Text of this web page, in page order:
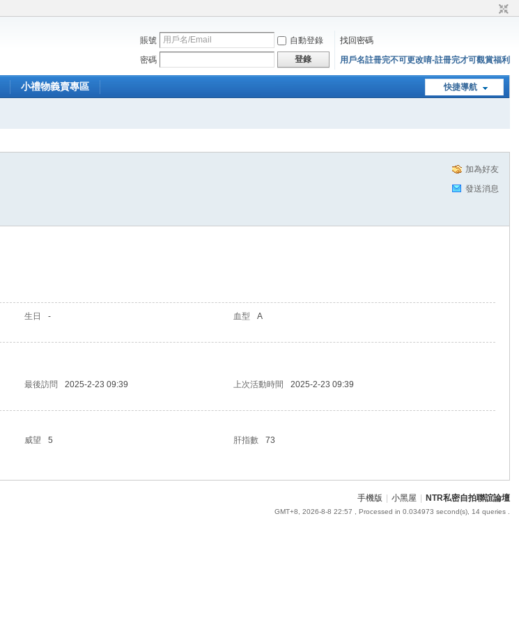
賬號 自動登錄
找回密碼
密碼
登錄 用戶名註冊完不可更改唷-註冊完才可觀賞福利
快捷導航
小禮物義賣專區
加為好友
發送消息
生日 - 血型
A
最後訪問 2025-2-23 09:39 上次活動時間
2025-2-23 09:39
威望 5 肝指數
73
手機版 小黑屋 NTR私密自拍聯誼論壇
GMT+8, 2026-8-8 22:57 , Processed in 0.034973 second(s), 14 queries .